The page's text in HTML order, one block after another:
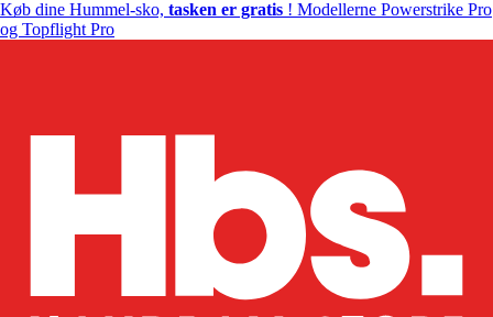
Køb dine Hummel-sko, tasken er gratis ! Modellerne Powerstrike Pro
og Topflight Pro